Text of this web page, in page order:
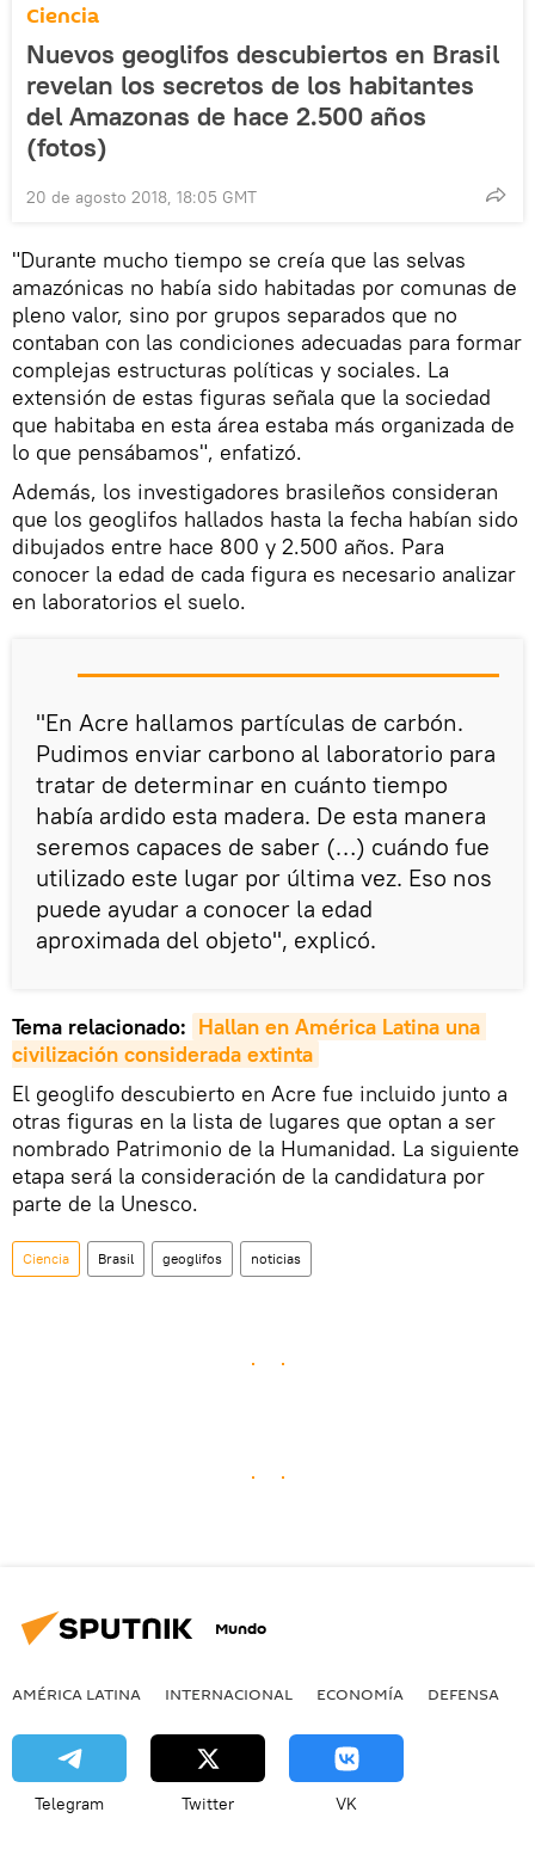
Ciencia
Nuevos geoglifos descubiertos en Brasil
revelan los secretos de los habitantes
del Amazonas de hace 2.500 años
(fotos)
20 de agosto 2018, 18:05 GMT
"Durante mucho tiempo se creía que las selvas
amazónicas no había sido habitadas por comunas de
pleno valor, sino por grupos separados que no
contaban con las condiciones adecuadas para formar
complejas estructuras políticas y sociales. La
extensión de estas figuras señala que la sociedad
que habitaba en esta área estaba más organizada de
lo que pensábamos", enfatizó.
Además, los investigadores brasileños consideran
que los geoglifos hallados hasta la fecha habían sido
dibujados entre hace 800 y 2.500 años. Para
conocer la edad de cada figura es necesario analizar
en laboratorios el suelo.
"En Acre hallamos partículas de carbón.
Pudimos enviar carbono al laboratorio para
tratar de determinar en cuánto tiempo
había ardido esta madera. De esta manera
seremos capaces de saber (…) cuándo fue
utilizado este lugar por última vez. Eso nos
puede ayudar a conocer la edad
aproximada del objeto", explicó.
Tema relacionado: Hallan en América Latina una
civilización considerada extinta
El geoglifo descubierto en Acre fue incluido junto a
otras figuras en la lista de lugares que optan a ser
nombrado Patrimonio de la Humanidad. La siguiente
etapa será la consideración de la candidatura por
parte de la Unesco.
Ciencia Brasil geoglifos noticias
Mundo
AMÉRICA LATINA INTERNACIONAL ECONOMÍA DEFENSA
Telegram Twitter VK